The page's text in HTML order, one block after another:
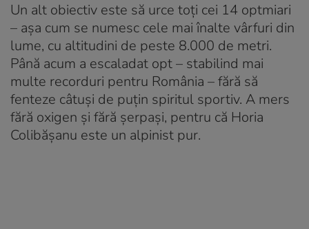
Un alt obiectiv este să urce toți cei 14 optmiari
– așa cum se numesc cele mai înalte vârfuri din
lume, cu altitudini de peste 8.000 de metri.
Până acum a escaladat opt – stabilind mai
multe recorduri pentru România – fără să
fenteze câtuși de puțin spiritul sportiv. A mers
fără oxigen și fără șerpași, pentru că Horia
Colibășanu este un alpinist pur.